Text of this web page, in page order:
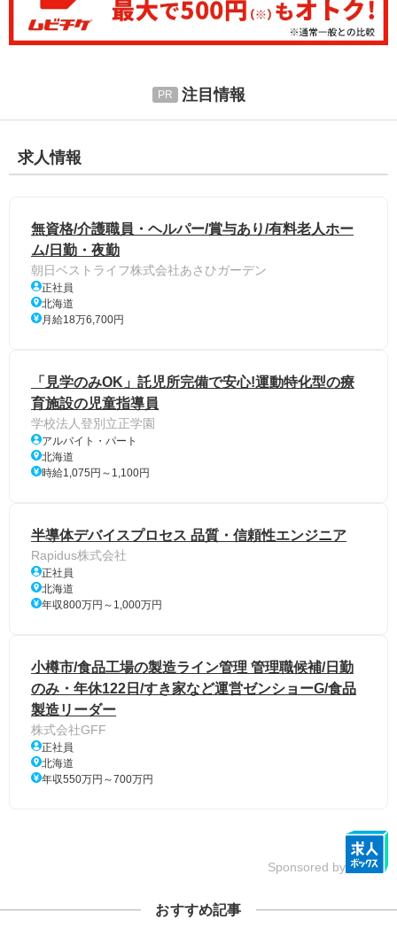
注目情報
求人情報
無資格/介護職員・ヘルパー/賞与あり/有料老人ホー
ム/日勤・夜勤
朝日ベストライフ株式会社あさひガーデン
正社員
北海道
月給18万6,700円
「見学のみOK」託児所完備で安心!運動特化型の療
育施設の児童指導員
学校法人登別立正学園
アルバイト・パート
北海道
時給1,075円～1,100円
半導体デバイスプロセス 品質・信頼性エンジニア
Rapidus株式会社
正社員
北海道
年収800万円～1,000万円
小樽市/食品工場の製造ライン管理 管理職候補/日勤
のみ・年休122日/すき家など運営ゼンショーG/食品
製造リーダー
株式会社GFF
正社員
北海道
年収550万円～700万円
Sponsored by
おすすめ記事